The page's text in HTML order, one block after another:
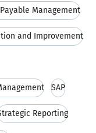
Management
and Improvement
SAP
Reporting